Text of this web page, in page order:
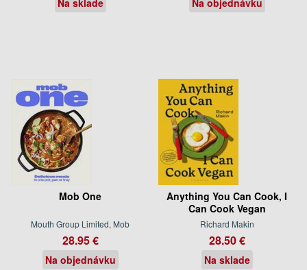
Mob One
Mouth Group Limited, Mob
28.95 €
Na objednávku
Anything You Can Cook, I
Can Cook Vegan
Richard Makin
28.50 €
Na sklade